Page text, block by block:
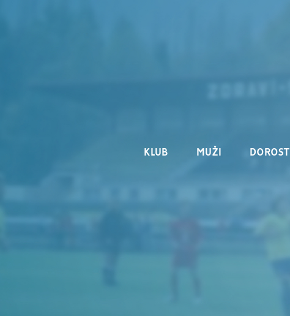
KLUB MUŽI DOROST